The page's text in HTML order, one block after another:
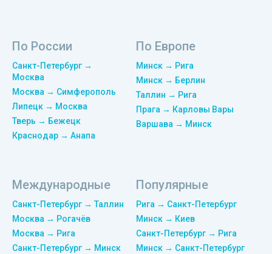
По России
Санкт-Петербург →
Москва
Москва → Симферополь
Липецк → Москва
Тверь → Бежецк
Краснодар → Анапа
По Европе
Минск → Рига
Минск → Берлин
Таллин → Рига
Прага → Карловы Вары
Варшава → Минск
Международные
Санкт-Петербург → Таллин
Москва → Рогачёв
Москва → Рига
Санкт-Петербург → Минск
Популярные
Рига → Санкт-Петербург
Минск → Киев
Санкт-Петербург → Рига
Минск → Санкт-Петербург